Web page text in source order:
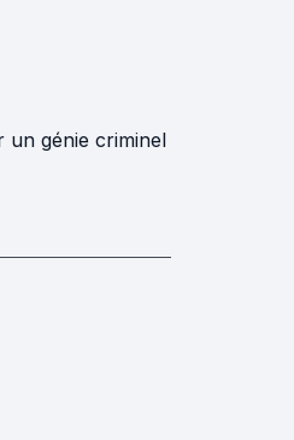
un génie criminel